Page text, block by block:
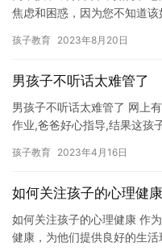
焦虑和困惑，因为您不知道
关键…
孩子教育 2023年8月20日
男孩子不听话太难管了
男孩子不听话太难管了 网上
作业,爸爸好心指导,结果这孩
孩子教育 2023年4月16日
如何关注孩子的心理健
如何关注孩子的心理健康 作
健康，为他们提供良好的生